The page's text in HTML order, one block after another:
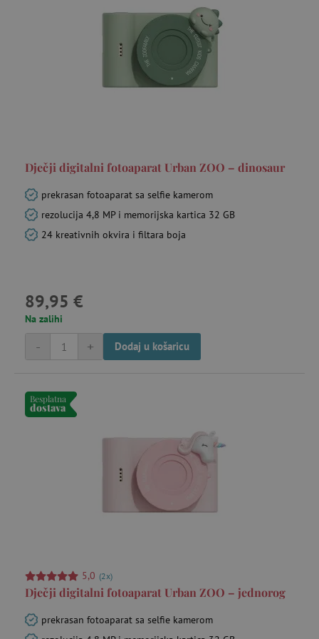
Dječji digitalni fotoaparat Urban ZOO – dinosaur
prekrasan fotoaparat sa selfie kamerom
rezolucija 4,8 MP i memorijska kartica 32 GB
24 kreativnih okvira i filtara boja
89,95 €
Na zalihi
+
- Dodaj u košaricu
Besplatna
dostava
5,0 (2x)
Dječji digitalni fotoaparat Urban ZOO – jednorog
prekrasan fotoaparat sa selfie kamerom
funkcionalnost internetske stranice, kao što su
npr. upis korisnika na stranici te uređivanje
računa. Internetsku stranicu ne možete
odgovarajuće upotrebljavati bez nužno
potrebnih kolačića.
lastVisitedProduct
_lb_ccc
product_filter_remember